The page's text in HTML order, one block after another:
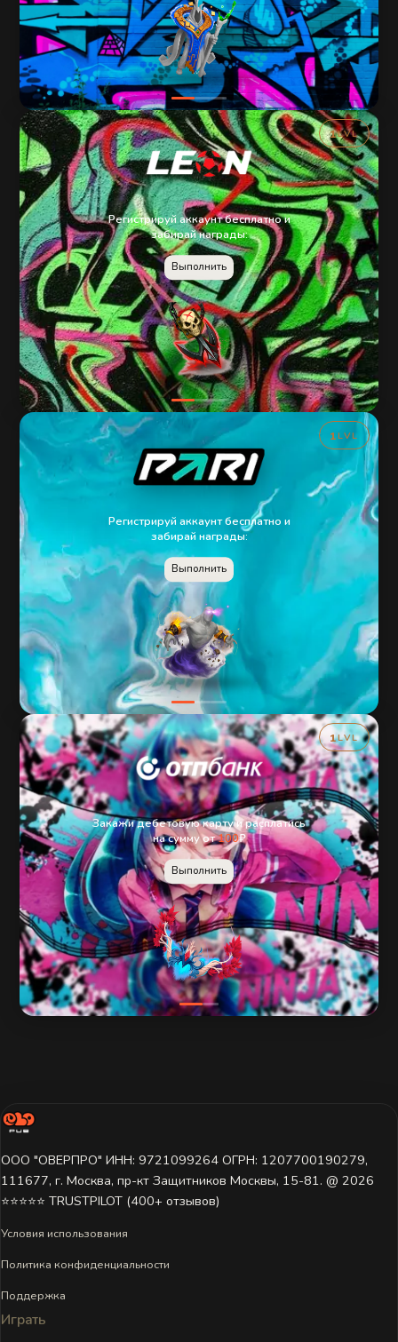
1LVL
Регистрируй аккаунт бесплатно и
забирай награды:
Выполнить
1LVL
Регистрируй аккаунт бесплатно и
забирай награды:
Выполнить
1LVL
Закажи дебетовую карту и расплатись
на сумму от100₽
Выполнить
ООО "ОВЕРПРО" ИНН: 9721099264 ОГРН: 1207700190279,
111677, г. Москва, пр-кт Защитников Москвы, 15-81. @ 2026 ㅤ
⭐⭐⭐⭐⭐ TRUSTPILOT (400+ отзывов)
Условия использования
Политика конфиденциальности
Поддержка
Играть